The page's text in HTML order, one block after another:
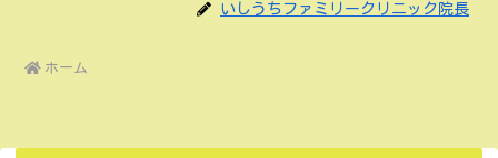
いしうちファミリークリニック院長
ホーム